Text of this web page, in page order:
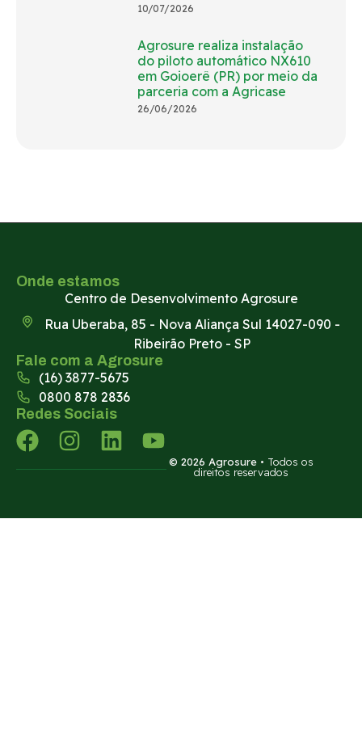
10/07/2026
Agrosure realiza instalação
do piloto automático NX610
em Goioerê (PR) por meio da
parceria com a Agricase
26/06/2026
Onde estamos
Centro de Desenvolvimento Agrosure
Rua Uberaba, 85 - Nova Aliança Sul 14027-090 -
Ribeirão Preto - SP
Fale com a Agrosure
(16) 3877-5675
0800 878 2836
Redes Sociais
© 2026 Agrosure • Todos os
direitos reservados